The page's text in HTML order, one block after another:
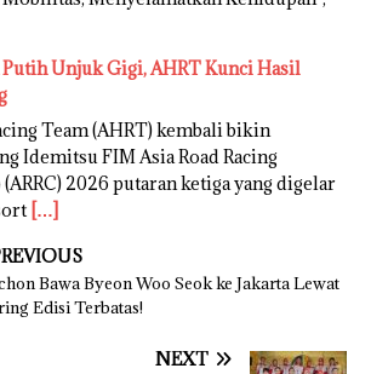
Putih Unjuk Gigi, AHRT Kunci Hasil
Team (AHRT) kembali bikin
Idemitsu FIM Asia Road Racing
2026 putaran ketiga yang digelar
[…]
Bawa Byeon Woo Seok ke Jakarta Lewat
Edisi Terbatas!
NEXT